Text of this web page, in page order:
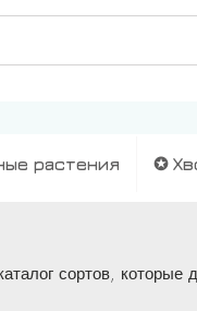
растения ✪
сортов, которые